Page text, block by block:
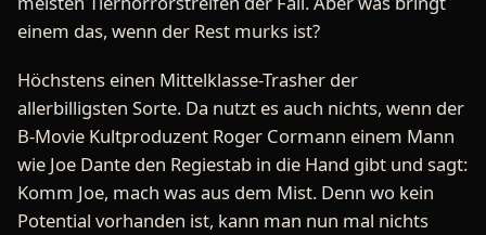
einem das, wenn der Rest murks ist?
Höchstens einen Mittelklasse-Trasher der
allerbilligsten Sorte. Da nutzt es auch nichts, wenn der
B-Movie Kultproduzent Roger Cormann einem Mann
wie Joe Dante den Regiestab in die Hand gibt und sagt:
Komm Joe, mach was aus dem Mist. Denn wo kein
Potential vorhanden ist, kann man nun mal nichts